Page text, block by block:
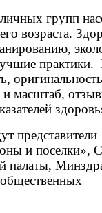
групп
возраста.
оригинальность
и масштаб,
представители
и поселки»,
палаты,